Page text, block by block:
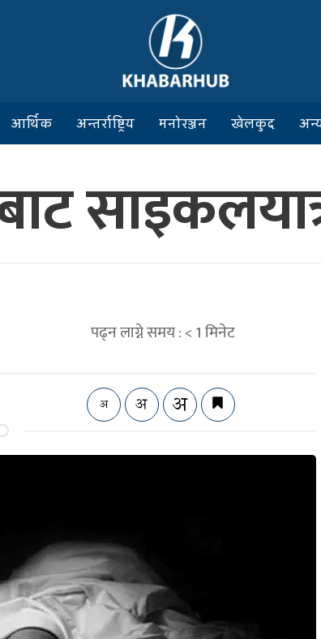
आर्थिक अन्तर्राष्ट्रिय मनोरञ्जन खेलकुद
पढ्न लाग्ने समय :< 1मिनेट